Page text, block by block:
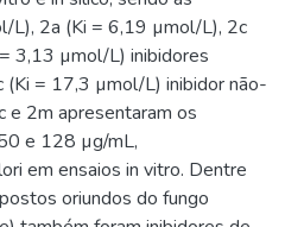
L), 2a (Ki = 6,19 µmol/L), 2c
3,13 µmol/L) inibidores
(Ki = 17,3 µmol/L) inibidor não-
e 2m apresentaram os
e 128 µg/mL,
em ensaios in vitro. Dentre
oriundos do fungo